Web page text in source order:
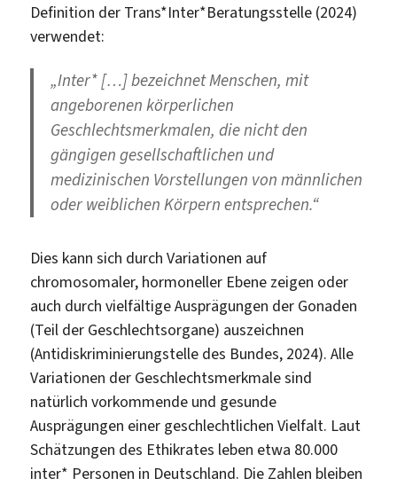
Definition der Trans*Inter*Beratungsstelle (2024)
verwendet:
„Inter* […] bezeichnet Menschen, mit
angeborenen körperlichen
Geschlechtsmerkmalen, die nicht den
gängigen gesellschaftlichen und
medizinischen Vorstellungen von männlichen
oder weiblichen Körpern entsprechen.“
Dies kann sich durch Variationen auf
chromosomaler, hormoneller Ebene zeigen oder
auch durch vielfältige Ausprägungen der Gonaden
(Teil der Geschlechtsorgane) auszeichnen
(Antidiskriminierungstelle des Bundes, 2024). Alle
Variationen der Geschlechtsmerkmale sind
natürlich vorkommende und gesunde
Ausprägungen einer geschlechtlichen Vielfalt. Laut
Schätzungen des Ethikrates leben etwa 80.000
inter* Personen in Deutschland. Die Zahlen bleiben